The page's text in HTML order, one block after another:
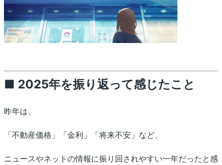
■ 2025年を振り返って感じたこと
昨年は、
「不動産価格」「金利」「将来不安」など、
ニュースやネットの情報に振り回されやすい一年だったと感